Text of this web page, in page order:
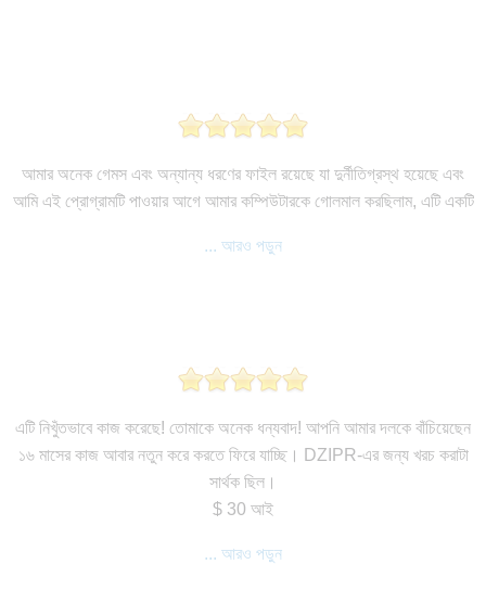
আমার অনেক গেমস এবং অন্যান্য ধরণের ফাইল রয়েছে যা দুর্নীতিগ্রস্থ হয়েছে এবং
আমি এই প্রোগ্রামটি পাওয়ার আগে আমার কম্পিউটারকে গোলমাল করছিলাম, এটি একটি
... আরও পড়ুন
এটি নিখুঁতভাবে কাজ করেছে! তোমাকে অনেক ধন্যবাদ! আপনি আমার দলকে বাঁচিয়েছেন
১৬ মাসের কাজ আবার নতুন করে করতে ফিরে যাচ্ছি। DZIPR-এর জন্য খরচ করাটা
সার্থক ছিল।
$ 30 আই
... আরও পড়ুন